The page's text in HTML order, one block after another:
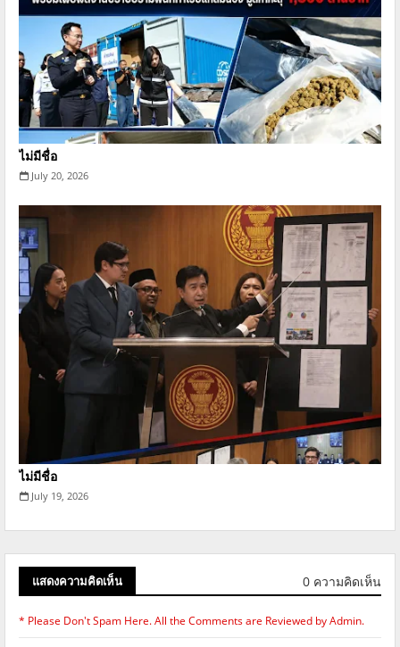
ไม่มีชื่อ
July 20, 2026
ไม่มีชื่อ
July 19, 2026
แสดงความคิดเห็น 0 ความคิดเห็น
* Please Don't Spam Here. All the Comments are Reviewed by Admin.